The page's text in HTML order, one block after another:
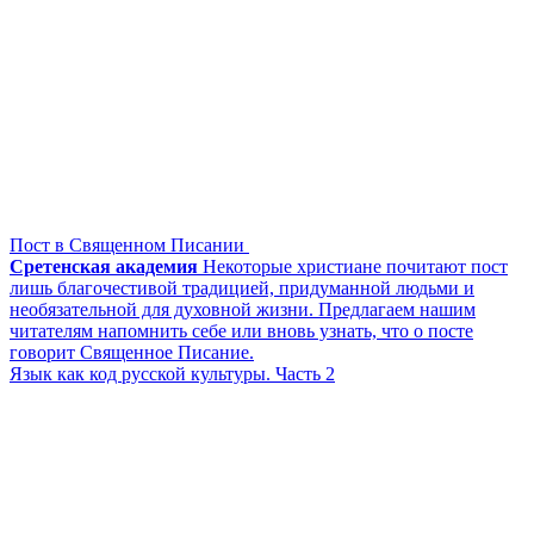
Пост в Священном Писании
Сретенская академия Некоторые христиане почитают пост
лишь благочестивой традицией, придуманной людьми и
необязательной для духовной жизни. Предлагаем нашим
читателям напомнить себе или вновь узнать, что о посте
говорит Священное Писание.
Язык как код русской культуры. Часть 2